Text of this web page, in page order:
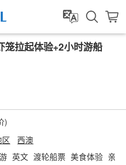
笼拉起体验+2小时游船
)
西澳
英文 渡轮船票 美食体验 亲